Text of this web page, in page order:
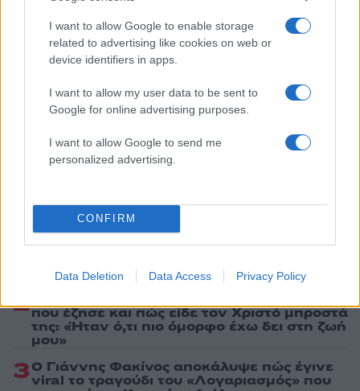
I want to allow Google to enable storage
related to advertising like cookies on web or
device identifiers in apps.
I want to allow my user data to be sent to
Google for online advertising purposes.
I want to allow Google to send me
personalized advertising.
CONFIRM
Data Deletion Data Access Privacy Policy
Share:
Ακολουθήστε το Νewsit.gr στο
τελευταία νέατης ημέρας
Πιο δημοφιλή
Αριστοτέλης Δαμίγος: Στο Αποτεφρωτήριο
Ριτσώνας το «ύστατο χαίρε» στον Έλληνα
Ψάθα
2που έζησε και πώς είδε τον Χριστό μπροστά
της: «Ήταν ό,τι πιο όμορφο έχω δει στη ζωή
μου»
3Ο Γιάννης Φακίνος αποκάλυψε πώς έγινε
viral το τραγούδι του «Λογαριασμός» που